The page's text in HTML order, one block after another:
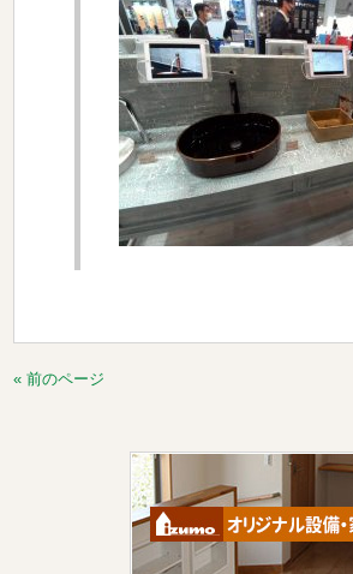
« 前のページ